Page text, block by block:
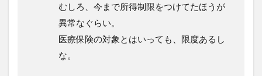
むしろ、今まで所得制限をつけてたほうが
異常なぐらい。
医療保険の対象とはいっても、限度あるし
な。